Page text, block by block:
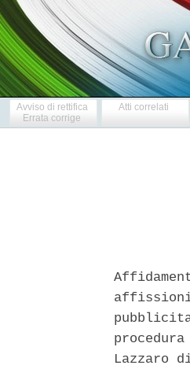
Avviso di rettifica
Errata corrige
Atti correlati
Lazzaro